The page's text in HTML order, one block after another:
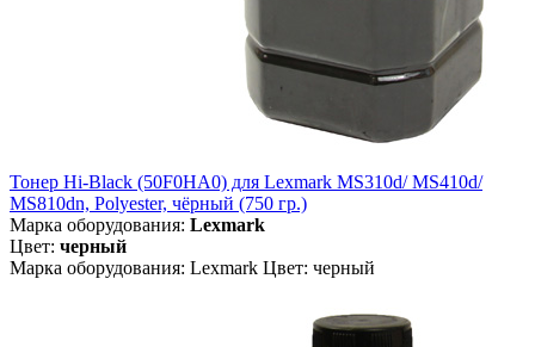
Тонер Hi-Black (50F0HA0) для Lexmark MS310d/ MS410d/
MS810dn, Polyester, чёрный (750 гр.)
Марка оборудования: Lexmark
Цвет: черный
Марка оборудования: Lexmark Цвет: черный